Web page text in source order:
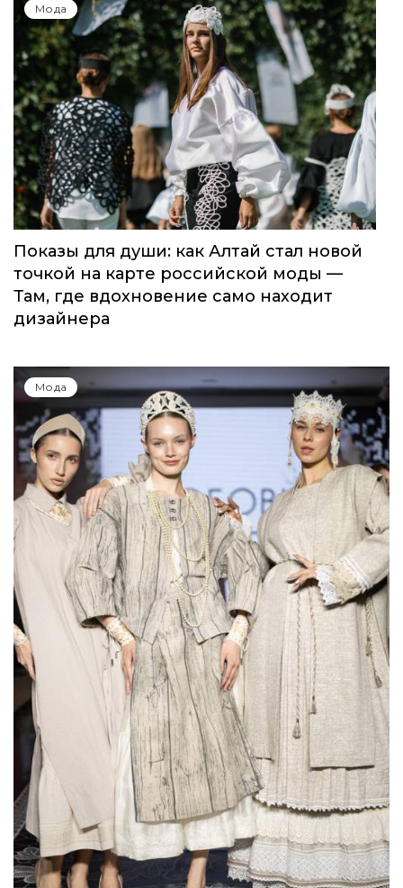
Мода
Показы для души: как Алтай стал новой
точкой на карте российской моды —
Там, где вдохновение само находит
дизайнера
Мода